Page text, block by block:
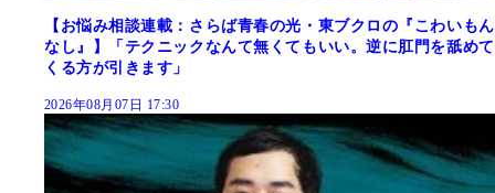
【お悩み相談連載：さらば青春の光・東ブクロの『こわいもん
なし』】「テクニックなんて無くてもいい。逆に肛門を舐めて
くる方が引きます」
2026年08月07日 17:30